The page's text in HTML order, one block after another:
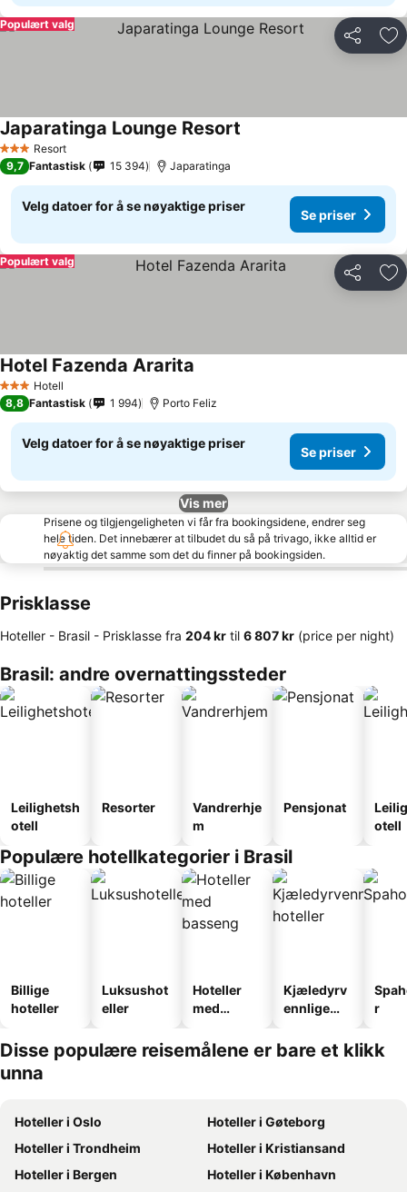
Del
Populært valg
3 StjernerResort
Japaratinga Lounge Resort
9,7 Fantastisk 15 394 Japaratinga
Velg datoer for å se nøyaktige priser
Se priser
Del
Populært valg
3 StjernerHotell
Hotel Fazenda Ararita
8,8 Fantastisk 1 994 Porto Feliz
Velg datoer for å se nøyaktige priser
Se priser
Vis mer
Prisene og tilgjengeligheten vi får fra bookingsidene, endrer seg
hele tiden. Det innebærer at tilbudet du så på trivago, ikke alltid er
nøyaktig det samme som det du finner på bookingsiden.
Prisklasse
Hoteller - Brasil - Prisklasse fra ‎204 kr til ‎6 807 kr (price per night)
Brasil: andre overnattingssteder
Leilighetsh
otell
Resorter
Vandrerhje
m
Pensjonat
otell
Populære hotellkategorier i Brasil
Billige
hoteller
Luksushot
eller
Hoteller
med
Kjæledyrv
ennlige
r
Disse populære reisemålene er bare et klikk
unna
Hoteller i Oslo
Hoteller i Gøteborg
Hoteller i Trondheim
Hoteller i Kristiansand
Hoteller i Bergen
Hoteller i København